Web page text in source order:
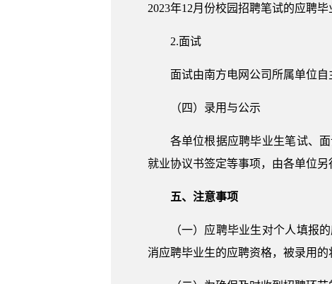
2023年12月份校园招聘笔试的应聘
2.面试
面试由南方电网公司所属单位
（四）录用与公示
各单位根据应聘毕业生笔试、
就业协议书签定等事项，由各单位另
五、注意事项
（一）应聘毕业生对个人填报
消应聘毕业生的应聘资格，被录用的